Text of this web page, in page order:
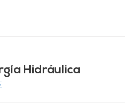
Hidráulica